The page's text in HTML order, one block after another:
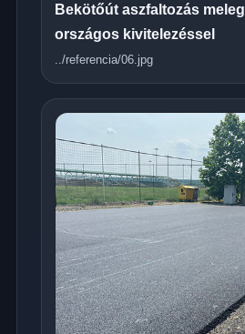
Bekötőút aszfaltozás
országos kivitelezéssel
../referencia/06.jpg